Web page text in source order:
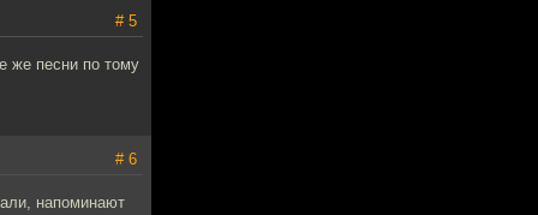
# 5
же песни по тому
# 6
напоминают